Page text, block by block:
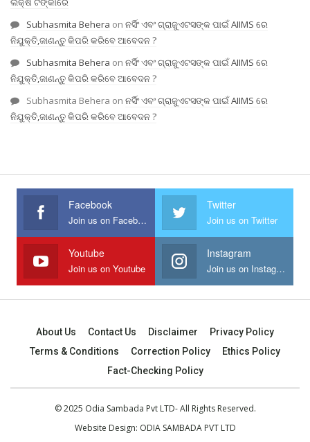
Subhasmita Behera on ନର୍ସିଂ ଏବଂ ଗ୍ରାଜୁଏଟସଙ୍କ ପାଇଁ AIIMS ରେ
ନିଯୁକ୍ତି,ଜାଣନ୍ତୁ କିପରି କରିବେ ଆବେଦନ ?
Subhasmita Behera on ନର୍ସିଂ ଏବଂ ଗ୍ରାଜୁଏଟସଙ୍କ ପାଇଁ AIIMS ରେ
ନିଯୁକ୍ତି,ଜାଣନ୍ତୁ କିପରି କରିବେ ଆବେଦନ ?
Subhasmita Behera on ନର୍ସିଂ ଏବଂ ଗ୍ରାଜୁଏଟସଙ୍କ ପାଇଁ AIIMS ରେ
ନିଯୁକ୍ତି,ଜାଣନ୍ତୁ କିପରି କରିବେ ଆବେଦନ ?
Facebook
Join us on Facebook
Twitter
Join us on Twitter
Youtube
Join us on Youtube
Instagram
Join us on Instagram
About Us Contact Us Disclaimer
Privacy Policy
Terms & Conditions
Correction Policy
Ethics Policy
Fact-Checking Policy
© 2025 Odia Sambada Pvt LTD- All Rights Reserved.
Website Design: ODIA SAMBADA PVT LTD